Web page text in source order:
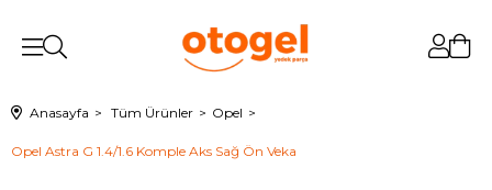
Anasayfa Tüm Ürünler Opel
Opel Astra G 1.4/1.6 Komple Aks Sağ Ön Veka